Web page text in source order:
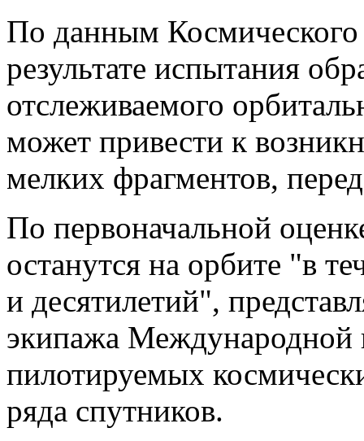
По данным
результате испытания
отслеживаемого
может привести к
мелких фрагментов,
По первоначальной
останутся на орбите "в
и десятилетий",
экипажа Международной
пилотируемых
ряда спутников.